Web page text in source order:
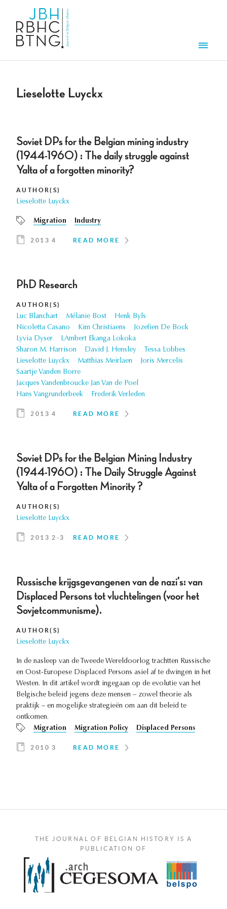
Lieselotte Luyckx
Soviet DPs for the Belgian mining industry
(1944-1960) : The daily struggle against
Yalta of a forgotten minority?
AUTHOR(S)
Lieselotte Luyckx
Migration Industry
2013 4 READ MORE
PhD Research
AUTHOR(S)
Luc Blanchart Mélanie Bost
Henk Byls
Nicoletta Casano
Kim Christiaens
Jozefien De Bock
Lyvia Dyser
LAmbert Ekanga Lokoka
Sharon M. Harrison
David J. Hensley
Tessa Lobbes
Lieselotte Luyckx
Matthias Meirlaen
Joris Mercelis
Saartje Vanden Borre
Jacques Vandenbroucke Jan Van de Poel
Hans Vangrunderbeek
Frederik Verleden
2013 4 READ MORE
Soviet DPs for the Belgian Mining Industry
(1944-1960) : The Daily Struggle Against
Yalta of a Forgotten Minority ?
AUTHOR(S)
Lieselotte Luyckx
2013 2-3 READ MORE
Russische krijgsgevangenen van de nazi's: van
Displaced Persons tot vluchtelingen (voor het
Sovjetcommunisme).
AUTHOR(S)
Lieselotte Luyckx
In de nasleep van de Tweede Wereldoorlog trachtten Russische
en Oost-Europese Displaced Persons asiel af te dwingen in het
Westen. In dit artikel wordt ingegaan op de evolutie van het
Belgische beleid jegens deze mensen – zowel theorie als
praktijk – en mogelijke strategieën om aan dit beleid te
ontkomen.
Migration
Migration Policy Displaced Persons
2010 3 READ MORE
THE JOURNAL OF BELGIAN HISTORY IS A
PUBLICATION OF